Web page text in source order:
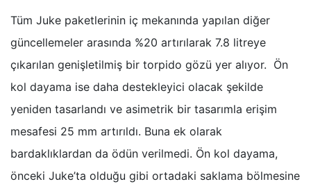
Tüm Juke paketlerinin iç mekanında yapılan diğer
güncellemeler arasında %20 artırılarak 7.8 litreye
çıkarılan genişletilmiş bir torpido gözü yer alıyor. Ön
kol dayama ise daha destekleyici olacak şekilde
yeniden tasarlandı ve asimetrik bir tasarımla erişim
mesafesi 25 mm artırıldı. Buna ek olarak
bardaklıklardan da ödün verilmedi. Ön kol dayama,
önceki Juke’ta olduğu gibi ortadaki saklama bölmesine